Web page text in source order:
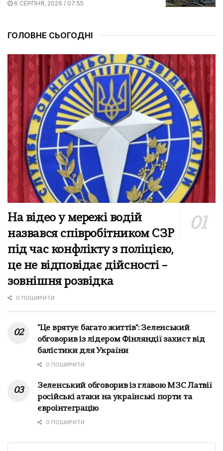
6 СЕРПНЯ, 2026 / 07:55
ГОЛОВНЕ СЬОГОДНІ
На відео у мережі водій
назвався співробітником СЗР
під час конфлікту з поліцією,
це не відповідає дійсності –
зовнішня розвідка
0 ПОШИРИТИ
"Це врятує багато життів": Зеленський
обговорив із лідером Фінляндії захист від
балістики для України
0 ПОШИРИТИ
Зеленський обговорив із главою МЗС Латвії
російські атаки на українські порти та
євроінтеграцію
0 ПОШИРИТИ